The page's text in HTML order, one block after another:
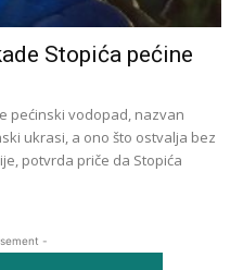
Stopića pećine
pećinski vodopad, nazvan
ukrasi, a ono što ostvalja bez
potvrda priče da Stopića
-